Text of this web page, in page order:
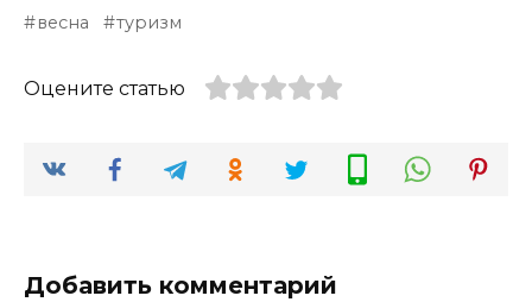
весна туризм
Оцените статью
Добавить комментарий